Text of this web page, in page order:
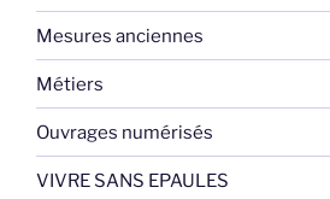
Mesures anciennes
Métiers
Ouvrages numérisés
VIVRE SANS EPAULES